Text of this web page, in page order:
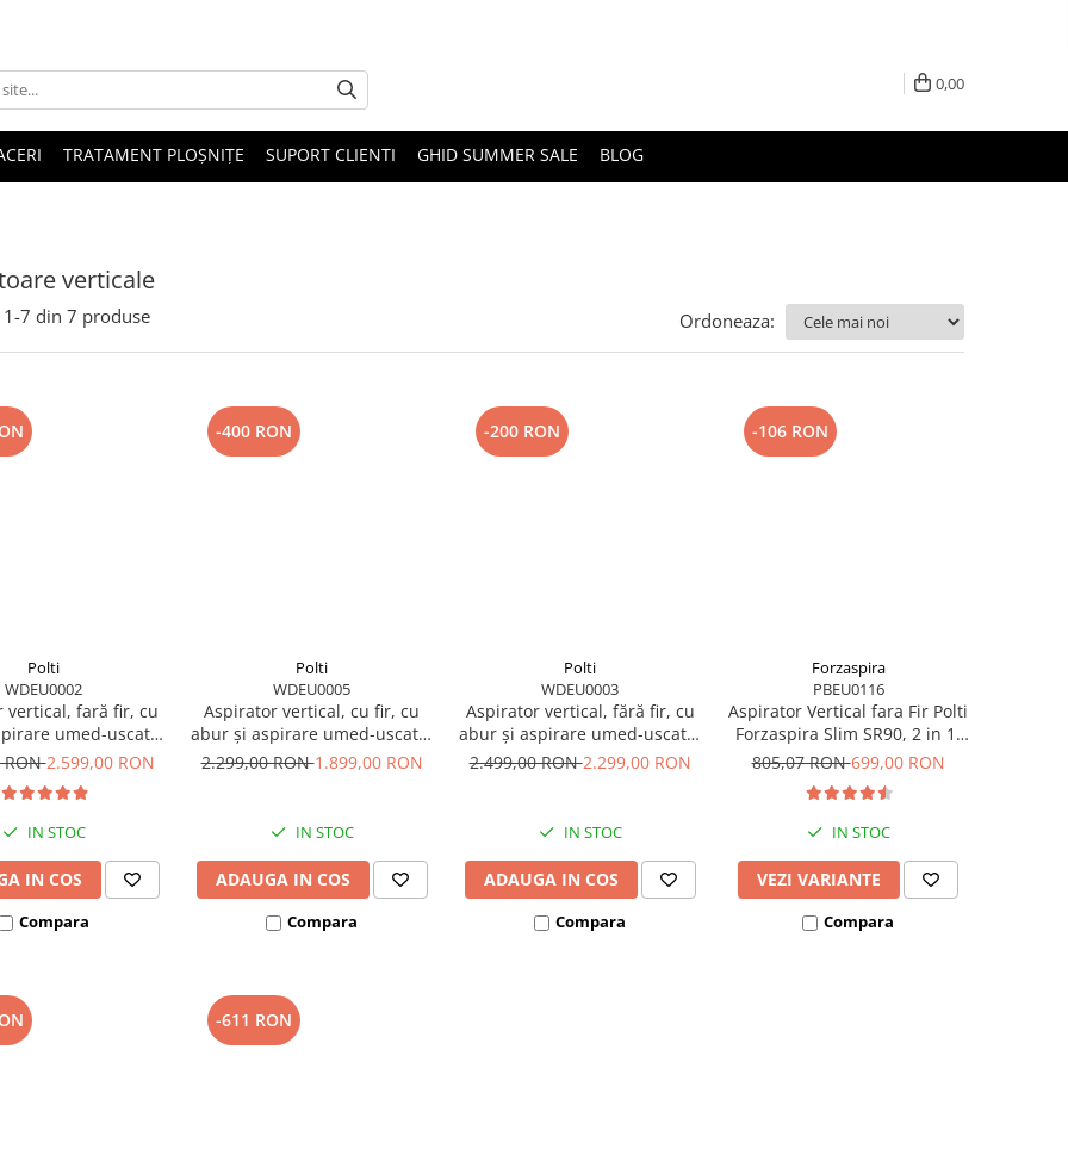
0,00
TRATAMENT PLOȘNIȚE SUPORT CLIENTI GHID SUMMER SALE BLOG
verticale
1-7 din 7 produse Ordoneaza:
Polti
WDEU0002
vertical, fară fir, cu
umed-uscată,
14 kPa, 0.6 l,
WD40C
RON2.599,00 RON
IN STOC
IN COS
Compara
-400 RON
Polti
WDEU0005
Aspirator vertical, cu fir, cu
abur și aspirare umed-uscată,
750 W, aspirare 7 kPa, 0.6 l, 70
2.299,00 RON1.899,00 RON
IN STOC
ADAUGA IN COS
Compara
-200 RON
Polti
WDEU0003
Aspirator vertical, fără fir, cu
abur și aspirare umed-uscată,
450 W, baterie 21,6 V, aspirare
WD30C
2.499,00 RON2.299,00 RON
IN STOC
ADAUGA IN COS
Compara
-106 RON
Forzaspira
PBEU0116
Aspirator Vertical fara Fir Polti
Forzaspira Slim SR90, 2 in 1,
Cyclonic, Autonomie lucru 40
Gri/Albastru
805,07 RON699,00 RON
IN STOC
VEZI VARIANTE
Compara
-611 RON